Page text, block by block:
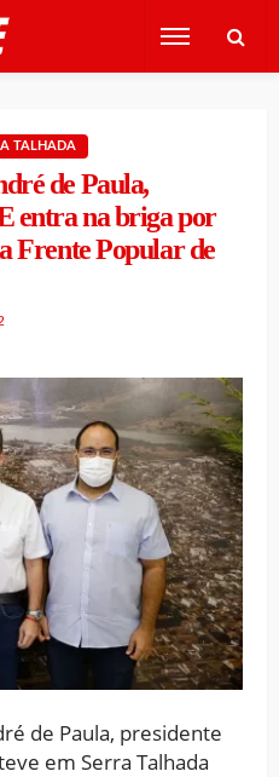
TALHADA
de Paula,
entra na briga por
Frente Popular de
de Paula, presidente
em Serra Talhada